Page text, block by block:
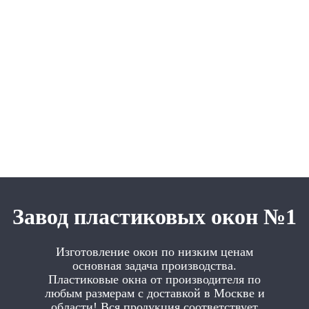
Завод пластиковых окон №1
Изготовление окон по низким ценам
основная задача производства.
Пластиковые окна от производителя по
любым размерам с доставкой в Москве и